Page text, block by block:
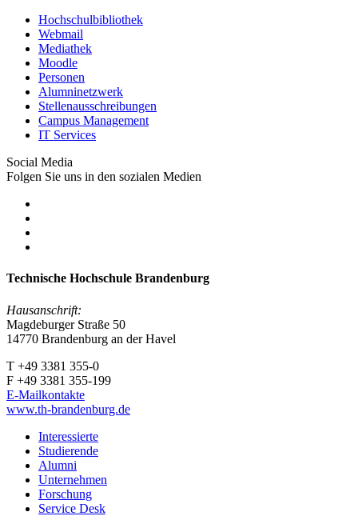
Hochschulbibliothek
Webmail
Mediathek
Moodle
Personen
Alumninetzwerk
Stellenausschreibungen
Campus Management
IT Services
Social Media
Folgen Sie uns in den sozialen Medien
Technische Hochschule Brandenburg
Hausanschrift:
Magdeburger Straße 50
14770 Brandenburg an der Havel
T +49 3381 355-0
F +49 3381 355-199
E-Mailkontakte
www.th-brandenburg.de
Interessierte
Studierende
Alumni
Unternehmen
Forschung
Service Desk